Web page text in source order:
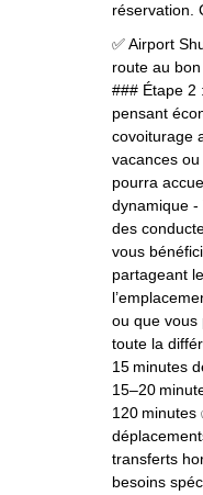
réservation.
✅ Airport
route au
### Étape 2
pensant
covoiturage
vacances ou
pourra
dynamique -
des
vous
partageant
ou que vous
toute la
15 minutes
15–20
120 minutes
transferts
besoins